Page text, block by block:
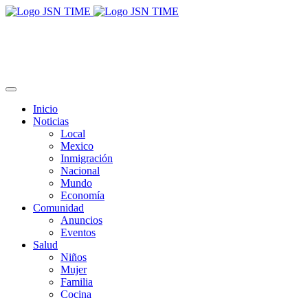
Inicio
Noticias
Local
Mexico
Inmigración
Nacional
Mundo
Economía
Comunidad
Anuncios
Eventos
Salud
Niños
Mujer
Familia
Cocina